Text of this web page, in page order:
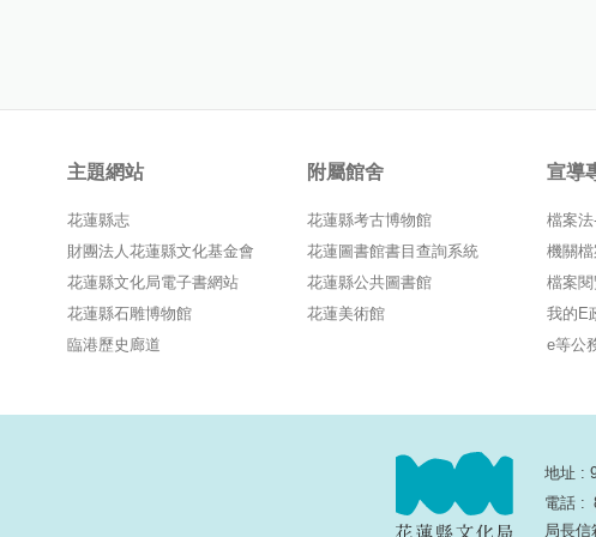
主題網站
花蓮縣志
財團法人花蓮縣文化基金會
花蓮縣文化局電子書網站
花蓮縣石雕博物館
臨港歷史廊道
附屬館舍
花蓮縣考古博物館
花蓮圖書館書目查詢系統
花蓮縣公共圖書館
花蓮美術館
宣導
檔案
機關
檔案
我的E
e等公
地址 :
電話 :
局長信